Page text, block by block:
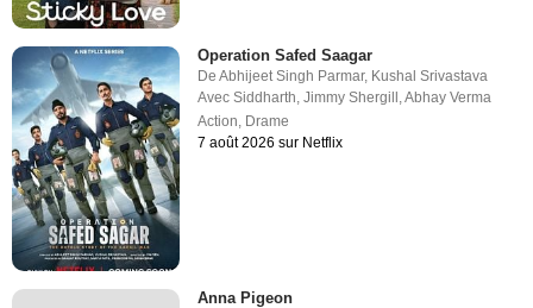
Operation Safed Saagar
DeAbhijeet Singh Parmar, Kushal Srivastava
AvecSiddharth,Jimmy Shergill ,Abhay Verma
Action, Drame
7 août 2026 sur Netflix
Anna Pigeon